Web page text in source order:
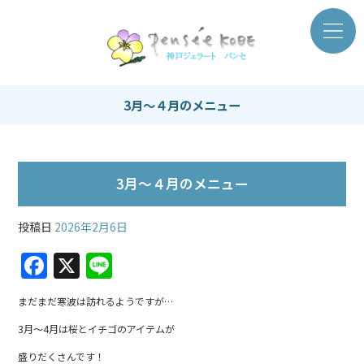
3月～４月のメニュー
3月～４月のメニュー
投稿日 2026年2月6日
F
a
c
e
X
n
e
まだまだ寒波は訪れるようですが…
3月～4月は桜とイチゴのアイテムが
盛りだくさんです！